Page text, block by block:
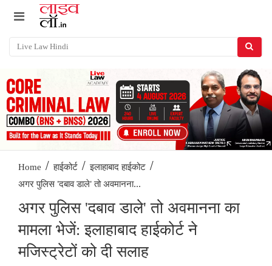
Home / हाईकोर्ट / इलाहाबाद हाईकोट /
अगर पुलिस 'दबाव डाले' तो अवमानना...
अगर पुलिस 'दबाव डाले' तो अवमानना ​​का
मामला भेजें: इलाहाबाद हाईकोर्ट ने
मजिस्ट्रेटों को दी सलाह